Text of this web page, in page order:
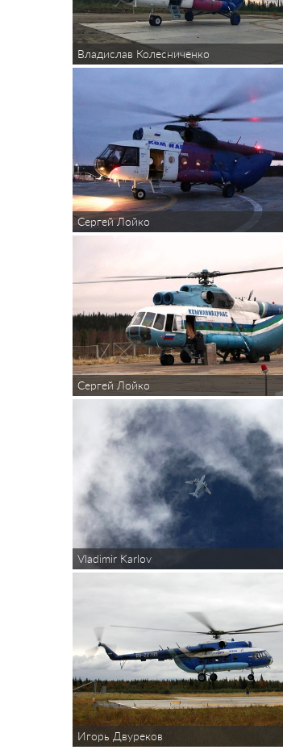
Владислав Колесниченко
Сергей Лойко
Сергей Лойко
Vladimir Karlov
Игорь Двуреков